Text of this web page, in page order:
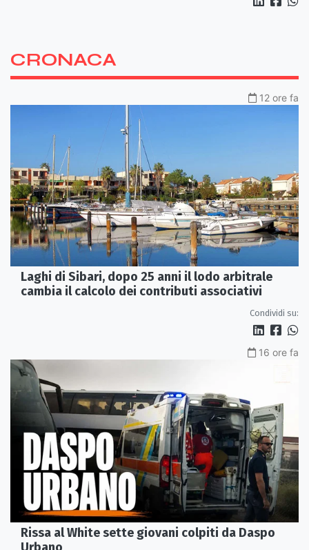
CRONACA
12 ore fa
Laghi di Sibari, dopo 25 anni il lodo arbitrale
cambia il calcolo dei contributi associativi
Condividi su:
16 ore fa
Rissa al White sette giovani colpiti da Daspo